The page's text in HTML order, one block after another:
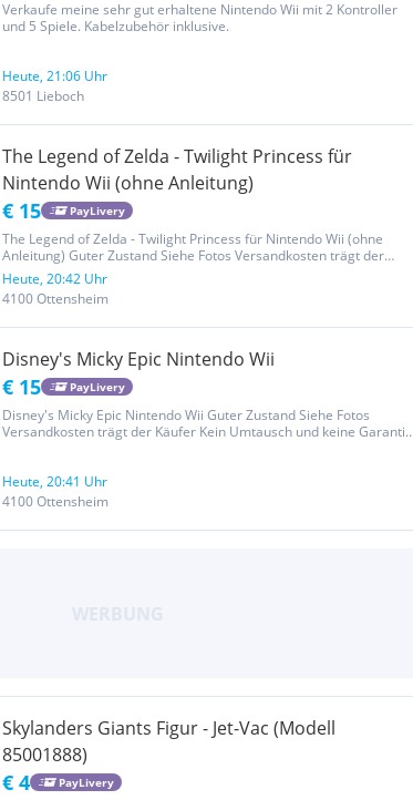
Verkaufe meine sehr gut erhaltene Nintendo Wii mit 2 Kontroller
und 5 Spiele. Kabelzubehör inklusive.
Heute, 21:06 Uhr
8501 Lieboch
The Legend of Zelda - Twilight Princess für
Nintendo Wii (ohne Anleitung)
€ 15 PayLivery
The Legend of Zelda - Twilight Princess für Nintendo Wii (ohne
Anleitung) Guter Zustand Siehe Fotos Versandkosten trägt der
Käufer Kein Umtausch und keine Garantie weil Privatverkauf Siehe
auch meine anderen Anzeigen Anfragen mit unverschämten...
Heute, 20:42 Uhr
4100 Ottensheim
Disney's Micky Epic Nintendo Wii
€ 15 PayLivery
Disney's Micky Epic Nintendo Wii Guter Zustand Siehe Fotos
Versandkosten trägt der Käufer Kein Umtausch und keine Garantie
Heute, 20:41 Uhr
4100 Ottensheim
Skylanders Giants Figur - Jet-Vac (Modell
85001888)
€ 4 PayLivery